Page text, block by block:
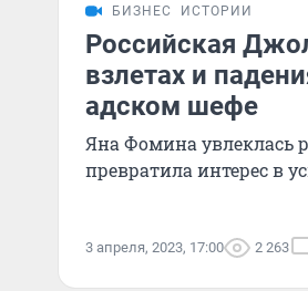
БИЗНЕС ИСТОРИИ
Российская
взлетах и
адском шефе
Яна Фомина увлеклась
превратила интерес в
3 апреля, 2023, 17:00 2 263